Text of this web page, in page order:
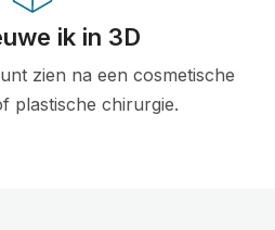
ik in 3D
zien na een cosmetische
plastische chirurgie.